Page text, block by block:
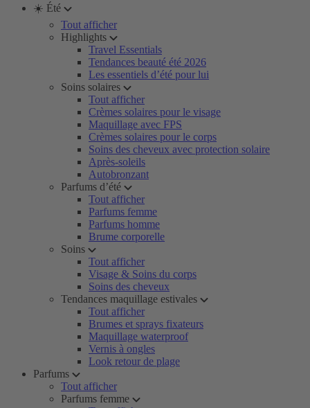
☀️ Été
Tout afficher
Highlights
Travel Essentials
Tendances beauté été 2026
Les essentiels d’été pour lui
Soins solaires
Tout afficher
Crèmes solaires pour le visage
Maquillage avec FPS
Crèmes solaires pour le corps
Soins des cheveux avec protection solaire
Après-soleils
Autobronzant
Parfums d’été
Tout afficher
Parfums femme
Parfums homme
Brume corporelle
Soins
Tout afficher
Visage & Soins du corps
Soins des cheveux
Tendances maquillage estivales
Tout afficher
Brumes et sprays fixateurs
Maquillage waterproof
Vernis à ongles
Look retour de plage
Parfums
Tout afficher
Parfums femme